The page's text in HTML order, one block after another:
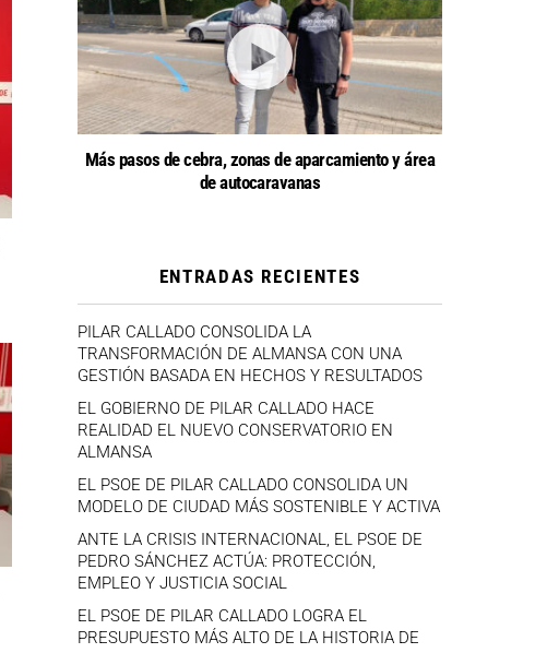
Más pasos de cebra, zonas de aparcamiento y área
de autocaravanas
ENTRADAS RECIENTES
PILAR CALLADO CONSOLIDA LA
TRANSFORMACIÓN DE ALMANSA CON UNA
GESTIÓN BASADA EN HECHOS Y RESULTADOS
EL GOBIERNO DE PILAR CALLADO HACE
REALIDAD EL NUEVO CONSERVATORIO EN
ALMANSA
EL PSOE DE PILAR CALLADO CONSOLIDA UN
MODELO DE CIUDAD MÁS SOSTENIBLE Y ACTIVA
ANTE LA CRISIS INTERNACIONAL, EL PSOE DE
PEDRO SÁNCHEZ ACTÚA: PROTECCIÓN,
EMPLEO Y JUSTICIA SOCIAL
EL PSOE DE PILAR CALLADO LOGRA EL
PRESUPUESTO MÁS ALTO DE LA HISTORIA DE